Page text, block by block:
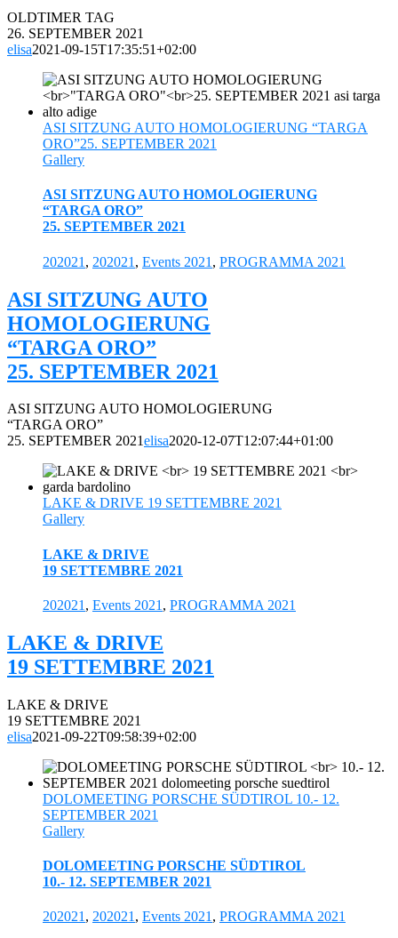
OLDTIMER TAG
26. SEPTEMBER 2021
elisa2021-09-15T17:35:51+02:00
ASI SITZUNG AUTO HOMOLOGIERUNG “TARGA
ORO”25. SEPTEMBER 2021
Gallery
ASI SITZUNG AUTO HOMOLOGIERUNG
“TARGA ORO”
25. SEPTEMBER 2021
202021 , 202021 , Events 2021 , PROGRAMMA 2021
ASI SITZUNG AUTO
HOMOLOGIERUNG
“TARGA ORO”
25. SEPTEMBER 2021
ASI SITZUNG AUTO HOMOLOGIERUNG
“TARGA ORO”
25. SEPTEMBER 2021elisa2020-12-07T12:07:44+01:00
LAKE & DRIVE 19 SETTEMBRE 2021
Gallery
LAKE & DRIVE
19 SETTEMBRE 2021
202021 , Events 2021 , PROGRAMMA 2021
LAKE & DRIVE
19 SETTEMBRE 2021
LAKE & DRIVE
19 SETTEMBRE 2021
elisa2021-09-22T09:58:39+02:00
DOLOMEETING PORSCHE SÜDTIROL 10.- 12.
SEPTEMBER 2021
Gallery
DOLOMEETING PORSCHE SÜDTIROL
10.- 12. SEPTEMBER 2021
202021 , 202021 , Events 2021 , PROGRAMMA 2021